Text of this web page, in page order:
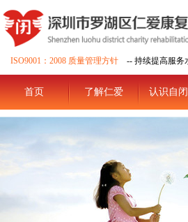
ISO9001：2008 质量管理方针 -- 持续提高服务
首页 了解仁爱 认识自